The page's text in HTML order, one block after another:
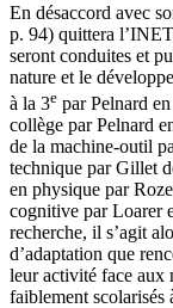
En désaccord avec
p. 94) quittera
seront conduites et
nature et le
à la 3e par Pelnard
collège par Pelnard
de la machine-outil
technique par Gillet
en physique par
cognitive par Loarer
recherche, il s’agit
d’adaptation que
leur activité face aux
faiblement scolarisés